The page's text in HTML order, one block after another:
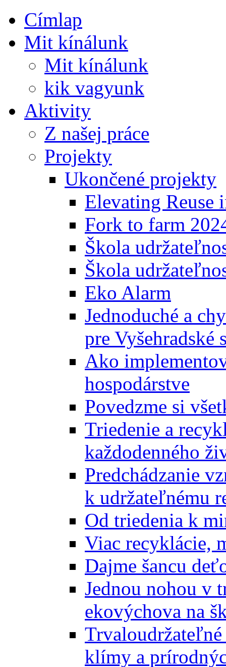
Címlap
Mit kínálunk
Mit kínálunk
kik vagyunk
Aktivity
Z našej práce
Projekty
Ukončené projekty
Elevating Reuse
Fork to farm
Škola
Škola
Eko Alarm
Jednoduché a
pre Vyšehradské
Ako
hospodárstve
Povedzme si
Triedenie a
každodenného
Predchádzanie
k udržateľnému
Od triedenia k
Viac recyklácie,
Dajme šancu
Jednou nohou v
ekovýchova na
klímy a